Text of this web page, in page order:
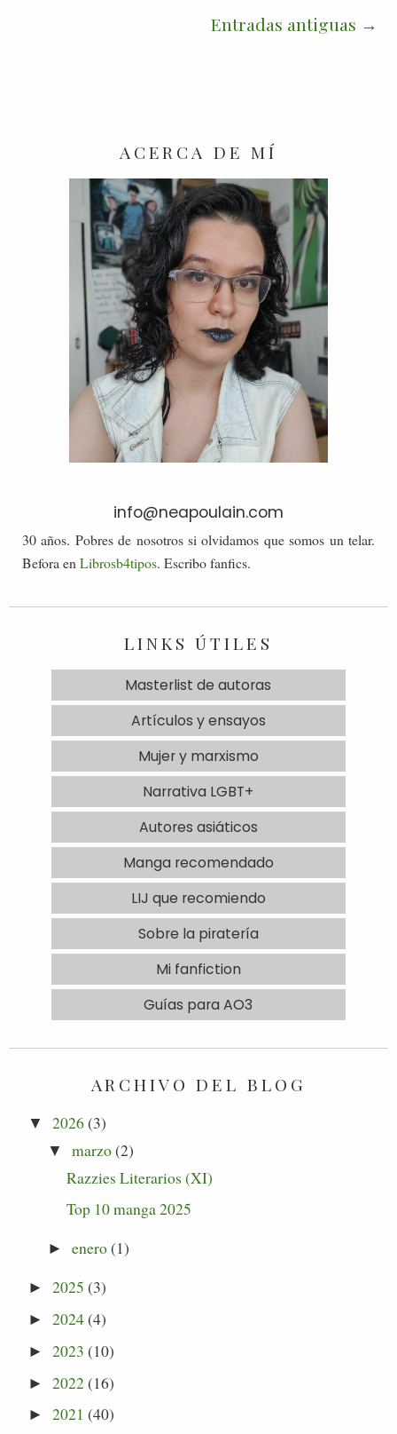
Entradas antiguas
ACERCA DE MÍ
info@neapoulain.com
30 años. Pobres de nosotros si olvidamos que somos un telar.
Befora en Librosb4tipos. Escribo fanfics.
LINKS ÚTILES
Masterlist de autoras
Artículos y ensayos
Mujer y marxismo
Narrativa LGBT+
Autores asiáticos
Manga recomendado
LIJ que recomiendo
Sobre la piratería
Mi fanfiction
Guías para AO3
ARCHIVO DEL BLOG
▼ 2026(3)
▼ marzo(2)
Razzies Literarios (XI)
Top 10 manga 2025
► enero(1)
►2025 (3)
►2024(4)
►2023 (10)
►2022(16)
►2021 (40)